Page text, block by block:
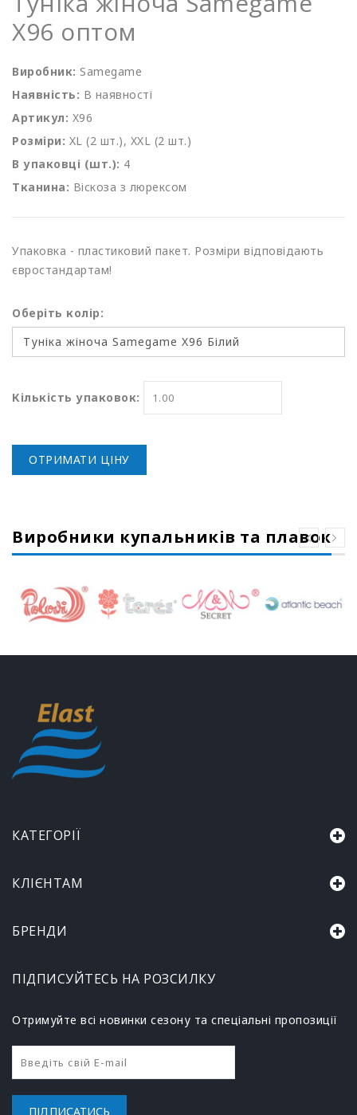
X96 оптом
Виробник: Samegame
Наявність: В наявності
Артикул: X96
Розміри: XL (2 шт.), XXL (2 шт.)
В упаковці (шт.): 4
Тканина: Віскоза з люрексом
Упаковка - пластиковий пакет. Розміри відповідають
євростандартам!
Оберіть колір:
Кількість упаковок:
ОТРИМАТИ ЦІНУ
Виробники купальників та плавок
КАТЕГОРІЇ
КЛІЄНТАМ
БРЕНДИ
ПІДПИСУЙТЕСЬ НА РОЗСИЛКУ
Отримуйте всі новинки сезону та спеціальні пропозиції
ПІДПИСАТИСЬ